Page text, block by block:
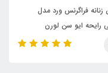
ادکلن فراگرنس ورد مدل سوتس
رایحه ایو سن لورن تکسدو
(SUITS) Yves Saint Laurent